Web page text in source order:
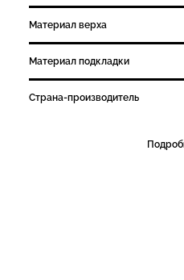
Материал верха
Материал подкладки
Страна-производитель